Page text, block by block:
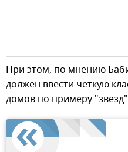
При этом, по мнению
должен ввести четкую
домов по примеру "звезд"